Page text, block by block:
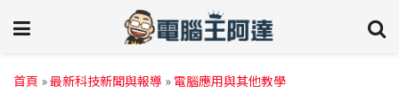
首頁 »最新科技新聞與報導 » 電腦應用與其他教學